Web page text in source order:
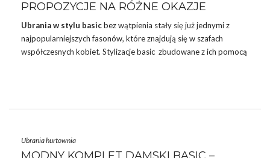
PROPOZYCJE NA RÓŻNE OKAZJE
Ubrania w stylu basicbez wątpienia stały się już jednymi z
najpopularniejszych fasonów, które znajdują się w szafach
współczesnych kobiet. Stylizacje basic zbudowane z ich pomocą
Ubrania hurtownia